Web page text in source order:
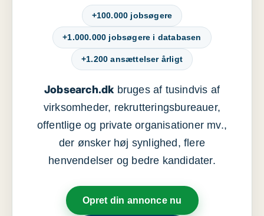
+100.000 jobsøgere
+1.000.000 jobsøgere i databasen
+1.200 ansættelser årligt
Jobsearch.dkbruges af tusindvis af
virksomheder, rekrutteringsbureauer,
offentlige og private organisationer mv.,
der ønsker høj synlighed, flere
henvendelser og bedre kandidater.
Opret din annonce nu